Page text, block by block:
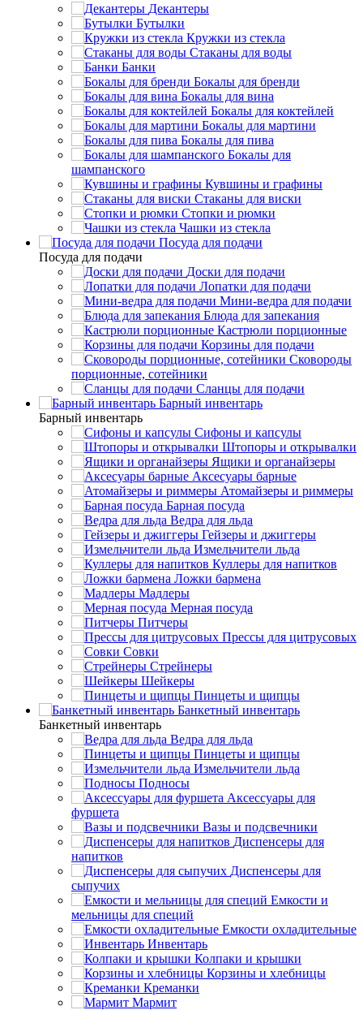
Декантеры
Бутылки
Кружки из стекла
Стаканы для воды
Банки
Бокалы для бренди
Бокалы для вина
Бокалы для коктейлей
Бокалы для мартини
Бокалы для пива
Бокалы для
шампанского
Кувшины и графины
Стаканы для виски
Стопки и рюмки
Чашки из стекла
Посуда для подачи
Посуда для подачи
Доски для подачи
Лопатки для подачи
Мини-ведра для подачи
Блюда для запекания
Кастрюли порционные
Корзины для подачи
Сковороды
порционные, сотейники
Сланцы для подачи
Барный инвентарь
Барный инвентарь
Сифоны и капсулы
Штопоры и открывалки
Ящики и органайзеры
Аксесуары барные
Атомайзеры и риммеры
Барная посуда
Ведра для льда
Гейзеры и джиггеры
Измельчители льда
Куллеры для напитков
Ложки бармена
Мадлеры
Мерная посуда
Питчеры
Прессы для цитрусовых
Совки
Стрейнеры
Шейкеры
Пинцеты и щипцы
Банкетный инвентарь
Банкетный инвентарь
Ведра для льда
Пинцеты и щипцы
Измельчители льда
Подносы
Аксессуары для
фуршета
Вазы и подсвечники
Диспенсеры для
напитков
Диспенсеры для
сыпучих
Емкости и
мельницы для специй
Емкости охладительные
Инвентарь
Колпаки и крышки
Корзины и хлебницы
Креманки
Мармит